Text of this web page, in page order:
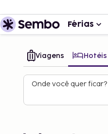
Férias
Viagens Hotéis
Onde você quer ficar?